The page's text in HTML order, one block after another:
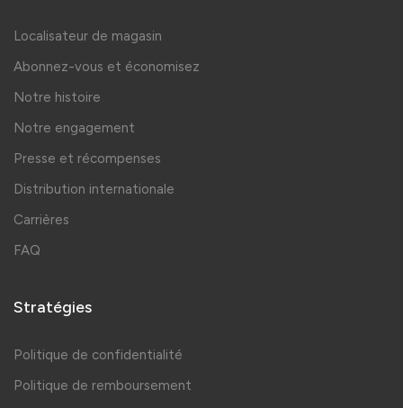
Localisateur de magasin
Abonnez-vous et économisez
Notre histoire
Notre engagement
Presse et récompenses
Distribution internationale
Carrières
FAQ
Stratégies
Politique de confidentialité
Politique de remboursement